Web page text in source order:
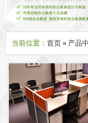
办公桌系列
会议桌
办公椅系列
老板大班椅 职
办公沙发|茶几系列
办公沙发
贵宾沙发 茶
文件柜系列
当前位置： 首页» 产品